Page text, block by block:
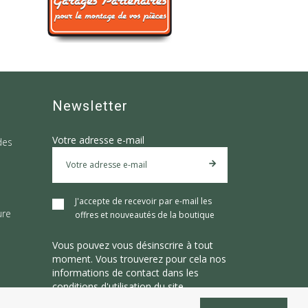
Newsletter
Votre adresse e-mail
J'accepte de recevoir par e-mail les
offres et nouveautés de la boutique
Vous pouvez vous désinscrire à tout
moment. Vous trouverez pour cela nos
informations de contact dans les
conditions d'utilisation du site.